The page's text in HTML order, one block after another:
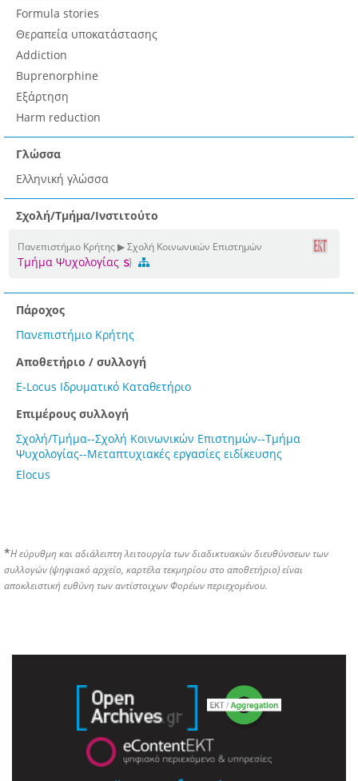
Formula stories
Θεραπεία υποκατάστασης
Addiction
Buprenorphine
Εξάρτηση
Harm reduction
Γλώσσα
Ελληνική γλώσσα
Σχολή/Τμήμα/Ινστιτούτο
Πανεπιστήμιο Κρήτης ▶ Σχολή Κοινωνικών Επιστημών
Τμήμα Ψυχολογίας
Πάροχος
Πανεπιστήμιο Κρήτης
Αποθετήριο / συλλογή
E-Locus Ιδρυματικό Καταθετήριο
Επιμέρους συλλογή
Σχολή/Τμήμα--Σχολή Κοινωνικών Επιστημών--Τμήμα
Ψυχολογίας--Μεταπτυχιακές εργασίες ειδίκευσης
Elocus
*Η εύρυθμη και αδιάλειπτη λειτουργία των διαδικτυακών διευθύνσεων των
συλλογών (ψηφιακό αρχείο, καρτέλα τεκμηρίου στο αποθετήριο) είναι
αποκλειστική ευθύνη των αντίστοιχων Φορέων περιεχομένου.